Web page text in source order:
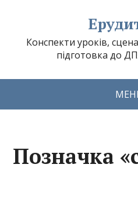
Конспекти уроків,
підготовка до
Позначка